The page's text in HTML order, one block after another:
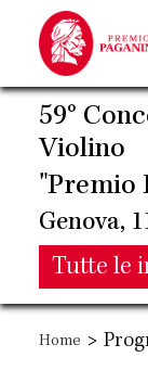
contenuto
principale
59°
Violino
"Premio
Genova,
Main
Tutte le
Main
Home >